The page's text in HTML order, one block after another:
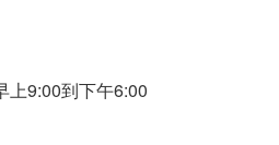
上9:00到下午6:00